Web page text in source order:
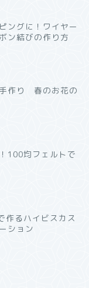
ングに！ワイヤー
ン結びの作り方
作り 春のお花の
100均フェルトで
作るハイビスカス
ション